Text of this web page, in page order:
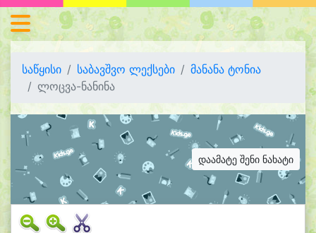
საწყისი საბავშვო ლექსები
მანანა ტონია
ლოცვა-ნანინა
დაამატე შენი ნახატი